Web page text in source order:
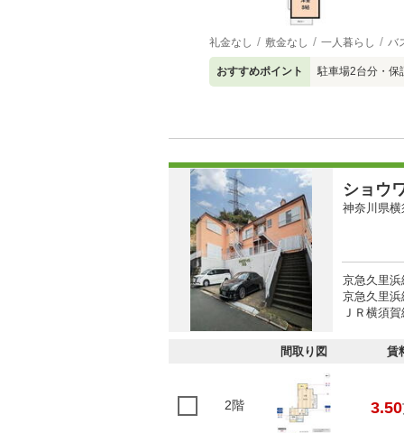
礼金なし 敷金なし 一人暮らし バ
おすすめポイント 駐車場2台分・保
ショウ
神奈川県
京急久里
京急久里
ＪＲ横須
間取り図 賃
2階 3.50